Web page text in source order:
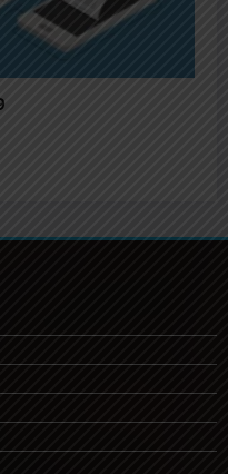
admin
ราว (Application for